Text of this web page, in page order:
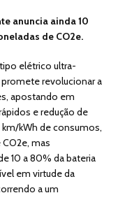
anuncia ainda 10
de CO2e.
elétrico ultra-
revolucionar a
apostando em
e redução de
km/kWh de consumos,
mas
10 a 80% da bateria
em virtude da
a um